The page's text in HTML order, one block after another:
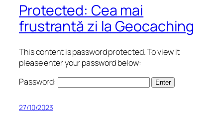
Protected: Cea mai
frustrantă zi la Geocaching
This content is password protected. To view it
please enter your password below:
Password:
27/10/2023